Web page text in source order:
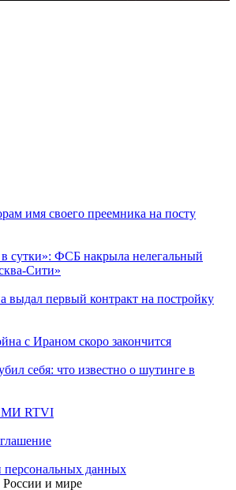
имя своего преемника на посту
сутки»: ФСБ накрыла нелегальный
Сити»
выдал первый контракт на постройку
с Ираном скоро закончится
себя: что известно о шутинге в
RTVI
персональных данных